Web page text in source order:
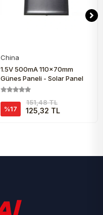
China
1.5V 500mA 110x70mm
Güneş Paneli - Solar Panel
%17
151,48 TL
125,32 TL